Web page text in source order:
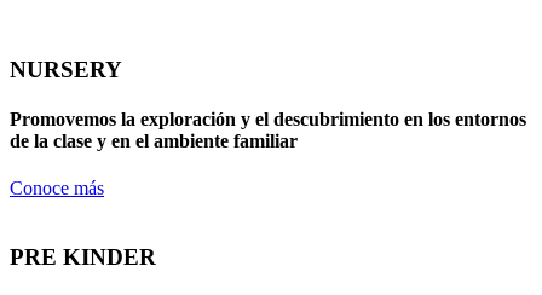
NURSERY
Promovemos la exploración y el descubrimiento en los entornos
de la clase y en el ambiente familiar
Conoce más
PRE KINDER